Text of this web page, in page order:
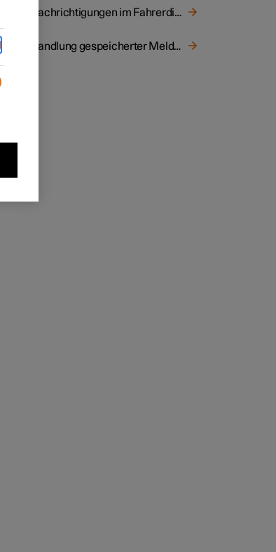
Benachrichtigungen im Fahrerdisplay
Behandlung gespeicherter Meldungen des Fahrerdisplays